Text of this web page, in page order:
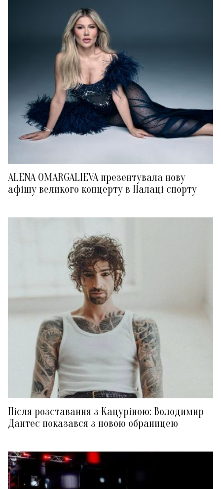
ALENA OMARGALIEVA презентувала нову
афішу великого концерту в Палаці спорту
Після розставання з Кацуріною: Володимир
Дантес показався з новою обраницею